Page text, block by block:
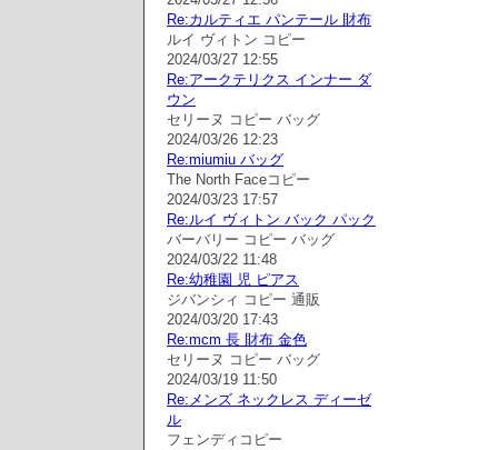
Re:カルティエ パンテール 財布
ルイ ヴィトン コピー
2024/03/27 12:55
Re:アークテリクス インナー ダ
ウン
セリーヌ コピー バッグ
2024/03/26 12:23
Re:miumiu バッグ
The North Faceコピー
2024/03/23 17:57
Re:ルイ ヴィトン バック パック
バーバリー コピー バッグ
2024/03/22 11:48
Re:幼稚園 児 ピアス
ジバンシィ コピー 通販
2024/03/20 17:43
Re:mcm 長 財布 金色
セリーヌ コピー バッグ
2024/03/19 11:50
Re:メンズ ネックレス ディーゼ
ル
フェンディコピー